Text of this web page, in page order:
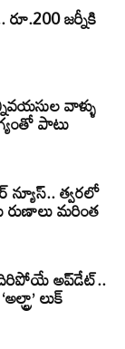
జర్నీకి
వాళ్ళు
పాటు
న్యూస్.. త్వరలో
రుణాలు మరింత
అప్‌డేట్..
లుక్